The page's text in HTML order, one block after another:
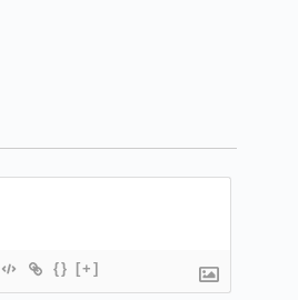
{} [+]